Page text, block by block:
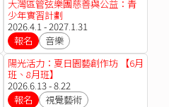
大灣區管弦樂團慈善與公益：青
少年實習計劃
2026.4.1 - 2027.1.31
報名
音樂
陽光活力：夏日園藝創作坊 【6月
班、8月班】
2026.6.13 - 8.22
報名
視覺藝術